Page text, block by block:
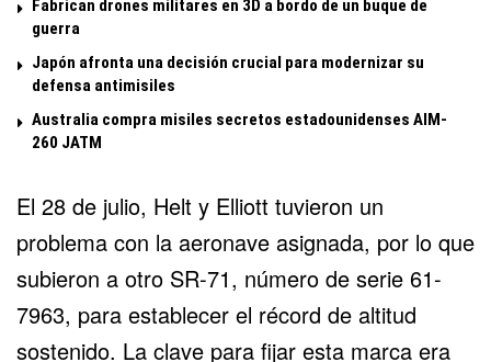
Fabrican drones militares en 3D a bordo de un buque de
guerra
Japón afronta una decisión crucial para modernizar su
defensa antimisiles
Australia compra misiles secretos estadounidenses AIM-
260 JATM
El 28 de julio, Helt y Elliott tuvieron un
problema con la aeronave asignada, por lo que
subieron a otro SR-71, número de serie 61-
7963, para establecer el récord de altitud
sostenido. La clave para fijar esta marca era